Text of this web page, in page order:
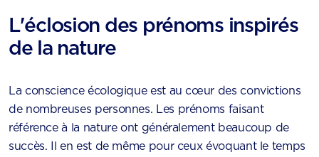
L'éclosion des prénoms inspirés
de la nature
La conscience écologique est au cœur des convictions
de nombreuses personnes. Les prénoms faisant
référence à la nature ont généralement beaucoup de
succès. Il en est de même pour ceux évoquant le temps